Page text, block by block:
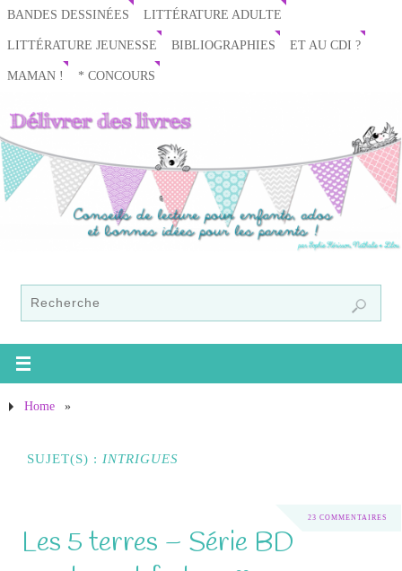
BANDES DESSINÉES LITTÉRATURE ADULTE
LITTÉRATURE JEUNESSE BIBLIOGRAPHIES ET AU CDI ?
MAMAN ! * CONCOURS
Home »
SUJET(S) : INTRIGUES
23 COMMENTAIRES
Les 5 terres – Série BD